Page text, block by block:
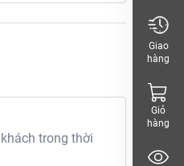
trong thời
Giao
hàng
Giỏ
hàng